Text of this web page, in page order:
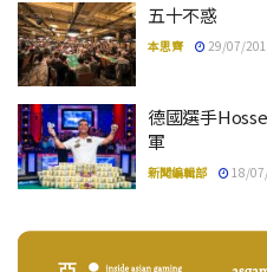
五十不惑
本思齊 29/07/
德國選手
軍
新聞編輯部 18/